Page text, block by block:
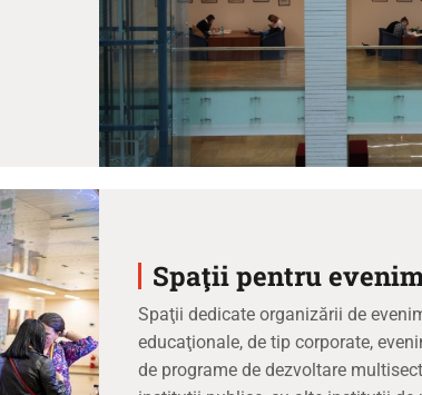
Spaţii pentru
Spaţii dedicate organizării de
educaţionale, de tip corporate,
de programe de dezvoltare